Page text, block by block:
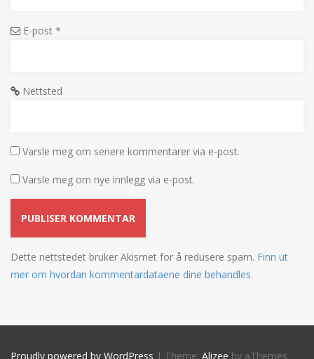
E-post *
Nettsted
Varsle meg om senere kommentarer via e-post.
Varsle meg om nye innlegg via e-post.
Dette nettstedet bruker Akismet for å redusere spam. Finn ut
mer om hvordan kommentardataene dine behandles.
Proudly powered by WordPress | Theme: Alizee by aThemes